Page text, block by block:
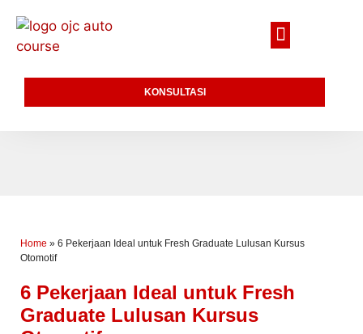
KONSULTASI
Home » 6 Pekerjaan Ideal untuk Fresh Graduate Lulusan Kursus
Otomotif
6 Pekerjaan Ideal untuk Fresh
Graduate Lulusan Kursus